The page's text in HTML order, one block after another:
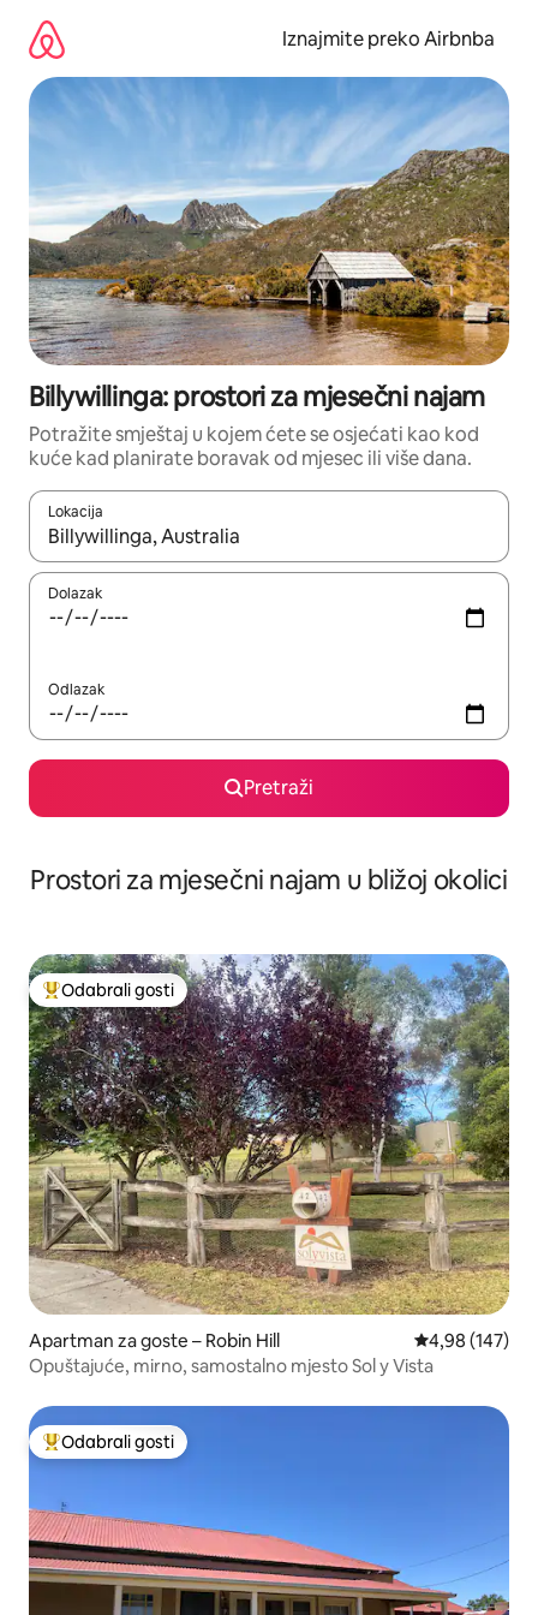
sadržaj
Iznajmite preko Airbnba
Billywillinga: prostori za mjesečni najam
Potražite smještaj u kojem ćete se osjećati kao kod
kuće kad planirate boravak od mjesec ili više dana.
Lokacija
Kada budu dostupni rezultati, moći ćete ih pregledati
Dolazak
Odlazak
Pretraži
Prostori za mjesečni najam u bližoj okolici
Među najviše rangiranima s oznakom „Odabrali gosti”
Odabrali gosti
Apartman za goste – Robin Hill Prosječna
4,98 (147)
Opuštajuće, mirno, samostalno mjesto Sol y Vista
Među najviše rangiranima s oznakom „Odabrali gosti”
Odabrali gosti